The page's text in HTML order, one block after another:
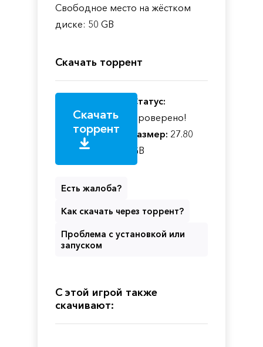
Свободное место на жёстком
диске: 50 GB
Скачать торрент
Скачать
торрент
Статус:
Проверено!
Размер: 27.80
GB
Есть жалоба?
Как скачать через торрент?
Проблема с установкой или
запуском
С этой игрой также
скачивают: